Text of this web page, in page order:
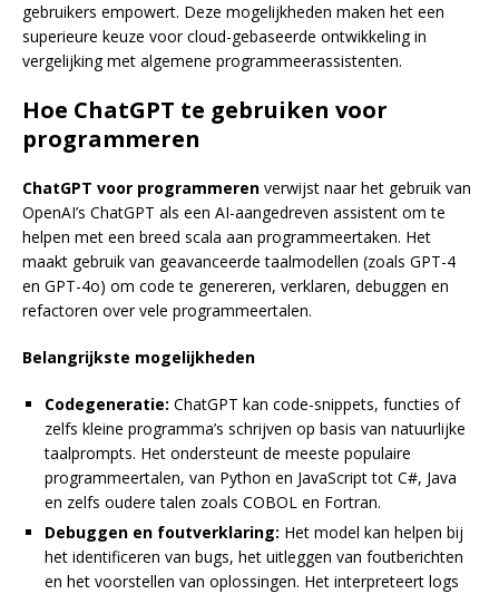
gebruikers empowert. Deze mogelijkheden maken het een
superieure keuze voor cloud-gebaseerde ontwikkeling in
vergelijking met algemene programmeerassistenten.
Hoe ChatGPT te gebruiken voor
programmeren
ChatGPT voor programmeren verwijst naar het gebruik van
OpenAI’s ChatGPT als een AI-aangedreven assistent om te
helpen met een breed scala aan programmeertaken. Het
maakt gebruik van geavanceerde taalmodellen (zoals GPT-4
en GPT-4o) om code te genereren, verklaren, debuggen en
refactoren over vele programmeertalen.
Belangrijkste mogelijkheden
Codegeneratie: ChatGPT kan code-snippets, functies of
zelfs kleine programma’s schrijven op basis van natuurlijke
taalprompts. Het ondersteunt de meeste populaire
programmeertalen, van Python en JavaScript tot C#, Java
en zelfs oudere talen zoals COBOL en Fortran.
Debuggen en foutverklaring: Het model kan helpen bij
het identificeren van bugs, het uitleggen van foutberichten
en het voorstellen van oplossingen. Het interpreteert logs